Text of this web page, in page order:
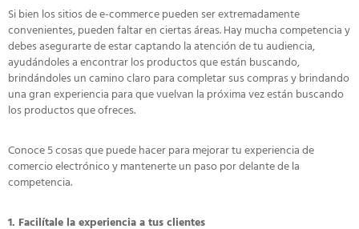
Si bien los sitios de e-commerce pueden ser extremadamente
convenientes, pueden faltar en ciertas áreas. Hay mucha competencia y
debes asegurarte de estar captando la atención de tu audiencia,
ayudándoles a encontrar los productos que están buscando,
brindándoles un camino claro para completar sus compras y brindando
una gran experiencia para que vuelvan la próxima vez están buscando
los productos que ofreces.
Conoce 5 cosas que puede hacer para mejorar tu experiencia de
comercio electrónico y mantenerte un paso por delante de la
competencia.
1. Facilítale la experiencia a tus clientes